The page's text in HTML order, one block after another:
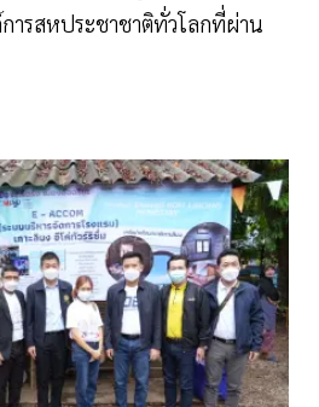
ารสหประชาชาติทั่วโลกที่ผ่าน